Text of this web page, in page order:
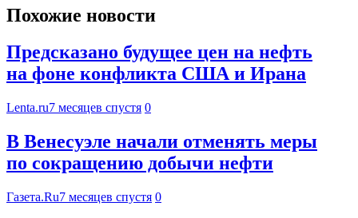
Похожие новости
Предсказано будущее цен на нефть
на фоне конфликта США и Ирана
Lenta.ru7 месяцев спустя 0
В Венесуэле начали отменять меры
по сокращению добычи нефти
Газета.Ru7 месяцев спустя 0